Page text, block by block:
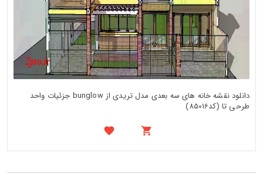
دانلود نقشه خانه های سه بعدی مدل تریدی از bunglow جزئیات واحد
طرحی تا (کد85016)